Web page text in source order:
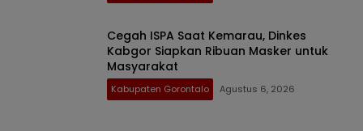
Cegah ISPA Saat Kemarau, Dinkes
Kabgor Siapkan Ribuan Masker untuk
Masyarakat
Kabupaten Gorontalo Agustus 6, 2026